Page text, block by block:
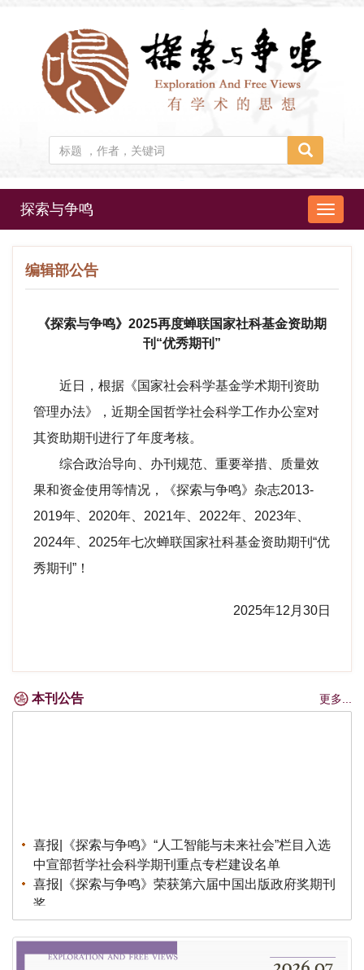
导
航
切
探索与争鸣
编辑部公告
《探索与争鸣》2025再度蝉联国家社科基金资助期
刊“优秀期刊”
近日，根据《国家社会科学基金学术期刊资助
管理办法》，近期全国哲学社会科学工作办公室对
其资助期刊进行了年度考核。
综合政治导向、办刊规范、重要举措、质量效
果和资金使用等情况，《探索与争鸣》杂志2013-
2019年、2020年、2021年、2022年、2023年、
2024年、2025年七次蝉联国家社科基金资助期刊“优
秀期刊”！
2025年12月30日
本刊公告 更多...
喜报|《探索与争鸣》“人工智能与未来社会”栏目入选
中宣部哲学社会科学期刊重点专栏建设名单
喜报|《探索与争鸣》荣获第六届中国出版政府奖期刊
奖
公告|《探索与争鸣》招聘实习编辑
公告|《探索与争鸣》第七届（2026）全国青年理论
创新征文公告